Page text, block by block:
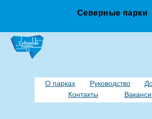
Северные парки
О парках Руководство
Контакты